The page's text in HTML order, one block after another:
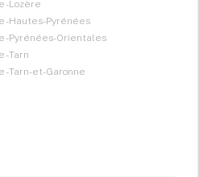
- Lozère
- Hautes-Pyrénées
- Pyrénées-Orientales
Tarn
Tarn-et-Garonne